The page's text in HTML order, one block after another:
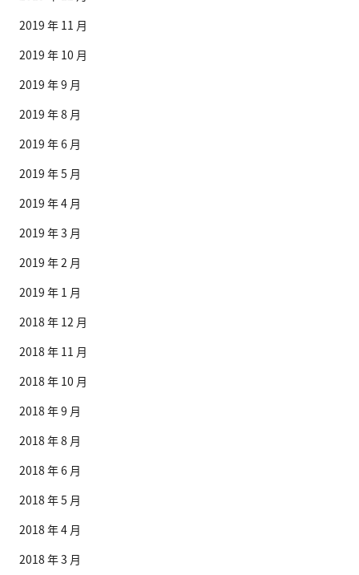
2019 年 11 月
2019 年 10 月
2019 年 9 月
2019 年 8 月
2019 年 6 月
2019 年 5 月
2019 年 4 月
2019 年 3 月
2019 年 2 月
2019 年 1 月
2018 年 12 月
2018 年 11 月
2018 年 10 月
2018 年 9 月
2018 年 8 月
2018 年 6 月
2018 年 5 月
2018 年 4 月
2018 年 3 月